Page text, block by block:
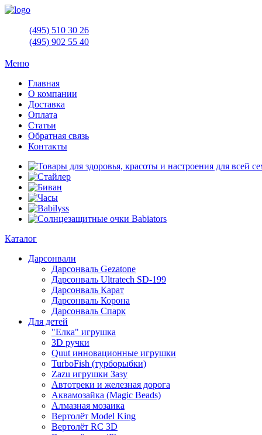
(495) 510 30 26
(495) 902 55 40
Меню
Главная
О компании
Доставка
Оплата
Статьи
Обратная связь
Контакты
Каталог
Дарсонвали
Дарсонваль Gezatone
Дарсонваль Ultratech SD-199
Дарсонваль Карат
Дарсонваль Корона
Дарсонваль Спарк
Для детей
"Елка" игрушка
3D ручки
Quut инновационные игрушки
TurboFish (турборыбки)
Zazu игрушки Зазу
Автотреки и железная дорога
Аквамозайка (Magic Beads)
Алмазная мозаика
Вертолёт Model King
Вертолёт RC 3D